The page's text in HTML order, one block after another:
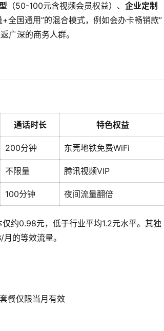
（50-100元含视频会员权益）、 企业定制
全国通用”的混合模式，例如会办卡畅销款”
广深的商务人群。
通话时长 特色权益
200分钟 东莞地铁免费WiFi
不限量 腾讯视频VIP
100分钟 夜间流量翻倍
约0.98元，低于行业平均1.2元水平。其独
的等效流量。
餐仅限当月有效